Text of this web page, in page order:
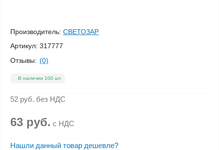
Производитель: СВЕТОЗАР
Артикул: 317777
Отзывы: (0)
В наличии 100 шт.
52 руб. без НДС
63 руб. с НДС
Нашли данный товар дешевле?